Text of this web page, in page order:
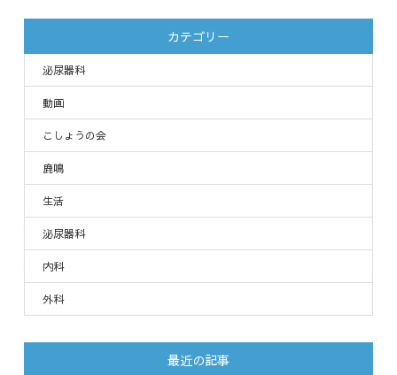
カテゴリー
泌尿器科
動画
こしょうの会
鹿鳴
生活
泌尿器科
内科
外科
最近の記事